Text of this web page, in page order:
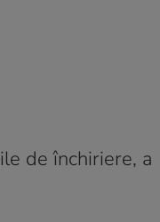
de închiriere, a